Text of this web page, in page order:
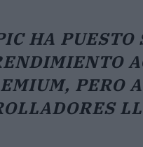
HA PUESTO
PERO